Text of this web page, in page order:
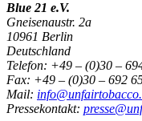
Blue 21 e.V.
Gneisenaustr. 2a
10961 Berlin
Deutschland
Telefon: +49 – (0)30 –
Fax: +49 – (0)30 – 692
Mail:
Pressekontakt: